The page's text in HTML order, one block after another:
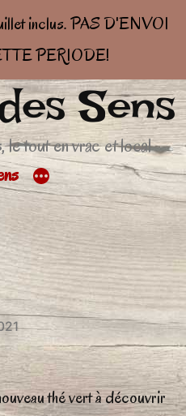
inclus. PAS D'ENVOI
PERIODE!
Sens
tout en vrac et local
thé vert à découvrir